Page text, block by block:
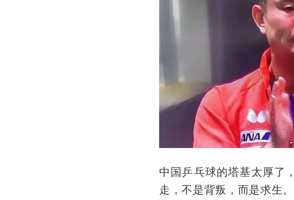
中国乒乓球的塔基太厚了
走，不是背叛，而是求生